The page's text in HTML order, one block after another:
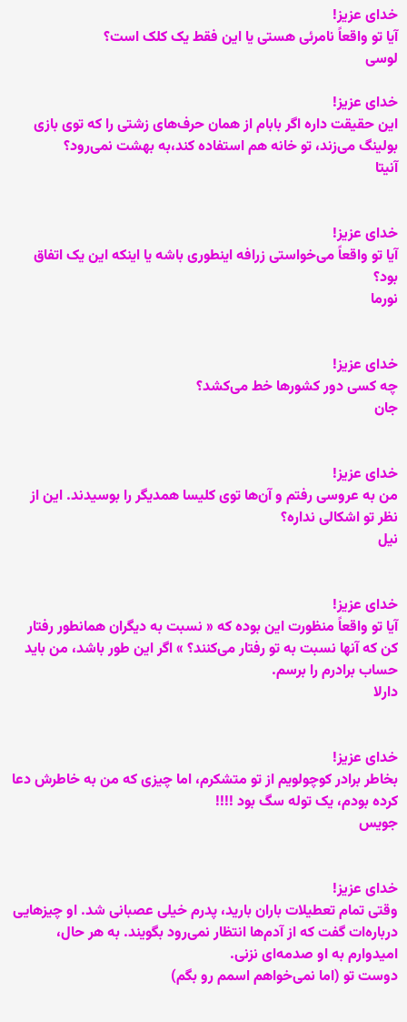
خدای عزيز!
آيا تو واقعاً نامرئی هستی يا اين فقط يک کلک است؟
لوسی
خدای عزيز!
اين حقيقت داره اگر بابام از همان حرف‌های زشتی را که توی بازی
بولينگ می‌زند، تو خانه هم استفاده کند،به بهشت نمی‌رود؟
آنيتا
خدای عزيز!
آيا تو واقعاً می‌خواستی زرافه اينطوری باشه يا اينکه اين يک اتفاق
بود؟
نورما
خدای عزيز!
چه کسی دور کشورها خط می‌کشد؟
جان
خدای عزيز!
من به عروسی رفتم و آن‌ها توی کليسا همديگر را بوسيدند. اين از
نظر تو اشکالی نداره؟
نيل
خدای عزيز!
آيا تو واقعاً منظورت اين بوده که « نسبت به ديگران همانطور رفتار
کن که آنها نسبت به تو رفتار می‌کنند؟ » اگر اين طور باشد، من بايد
حساب برادرم را برسم.
دارلا
خدای عزيز!
بخاطر برادر کوچولويم از تو متشکرم، اما چيزی که من به خاطرش دعا
کرده بودم، يک توله سگ بود !!!!
جويس
خدای عزيز!
وقتی تمام تعطيلات باران باريد، پدرم خيلی عصبانی شد. او چيزهايی
درباره‌ات گفت که از آدم‌ها انتظار نمی‌رود بگويند. به هر حال،
اميدوارم به او صدمه‌ای نزنی.
دوست تو (اما نمی‌خواهم اسمم رو بگم)